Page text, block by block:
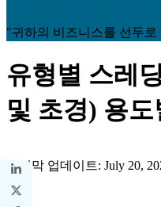
"귀하의 비즈니스를 선두
유형별 스레
및 초경) 용
마지막 업데이트: July 20,